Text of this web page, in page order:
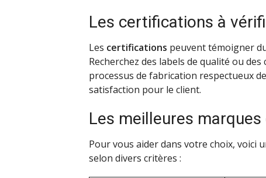
Les certifications à
Les certifications peuvent témoigner
Recherchez des labels de qualité ou
processus de fabrication respectueux
satisfaction pour le client.
Les meilleures
Pour vous aider dans votre choix, voici
selon divers critères :